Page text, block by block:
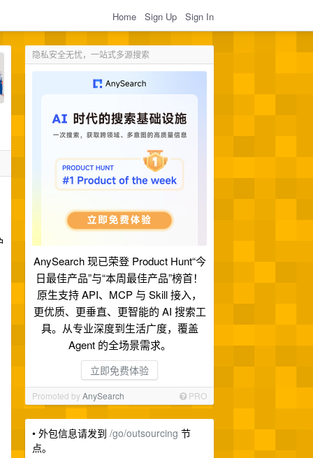
Home Sign Up Sign In
隐私安全无忧，一站式多源搜索
AnySearch 现已荣登 Product Hunt“今
日最佳产品”与“本周最佳产品”榜首！
原生支持 API、MCP 与 Skill 接入，
更优质、更垂直、更智能的 AI 搜索工
具。从专业深度到生活广度，覆盖
Agent 的全场景需求。
立即免费体验
Promoted byAnySearch PRO
• 外包信息请发到 /go/outsourcing 节
点。